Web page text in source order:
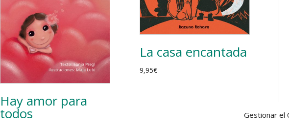
Gestionar el
Hay amor para
todos
La casa encantada
9,95€